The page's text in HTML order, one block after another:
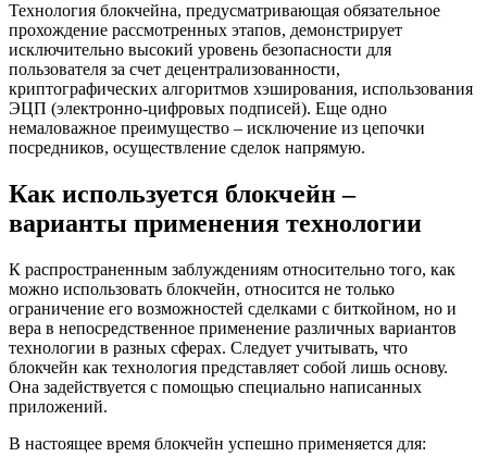
Технология блокчейна, предусматривающая обязательное
прохождение рассмотренных этапов, демонстрирует
исключительно высокий уровень безопасности для
пользователя за счет децентрализованности,
криптографических алгоритмов хэширования, использования
ЭЦП (электронно-цифровых подписей). Еще одно
немаловажное преимущество – исключение из цепочки
посредников, осуществление сделок напрямую.
Как используется блокчейн –
варианты применения технологии
К распространенным заблуждениям относительно того, как
можно использовать блокчейн, относится не только
ограничение его возможностей сделками с биткойном, но и
вера в непосредственное применение различных вариантов
технологии в разных сферах. Следует учитывать, что
блокчейн как технология представляет собой лишь основу.
Она задействуется с помощью специально написанных
приложений.
В настоящее время блокчейн успешно применяется для: